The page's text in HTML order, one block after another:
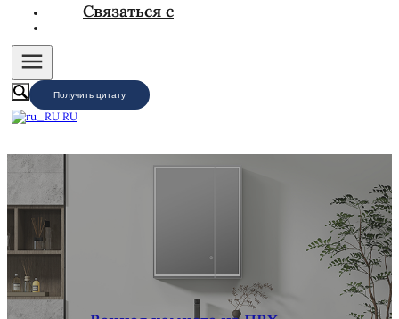
Связаться с
Получить цитату
RU